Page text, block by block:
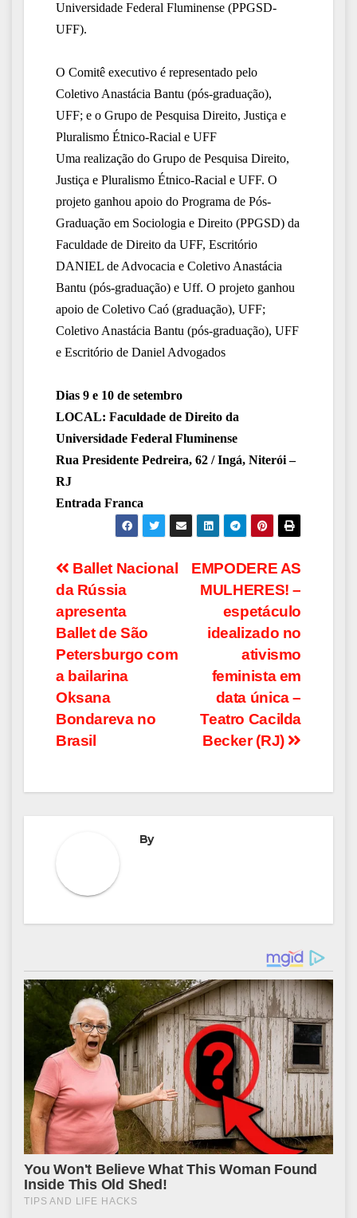
Universidade Federal Fluminense (PPGSD-
UFF).
O Comitê executivo é representado pelo
Coletivo Anastácia Bantu (pós-graduação),
UFF; e o Grupo de Pesquisa Direito, Justiça e
Pluralismo Étnico-Racial e UFF
Uma realização do Grupo de Pesquisa Direito,
Justiça e Pluralismo Étnico-Racial e UFF. O
projeto ganhou apoio do Programa de Pós-
Graduação em Sociologia e Direito (PPGSD) da
Faculdade de Direito da UFF, Escritório
DANIEL de Advocacia e Coletivo Anastácia
Bantu (pós-graduação) e Uff. O projeto ganhou
apoio de Coletivo Caó (graduação), UFF;
Coletivo Anastácia Bantu (pós-graduação), UFF
e Escritório de Daniel Advogados
Dias 9 e 10 de setembro
LOCAL: Faculdade de Direito da
Universidade Federal Fluminense
Rua Presidente Pedreira, 62 / Ingá, Niterói –
RJ
Entrada Franca
Navegação
de
Post
EMPODERE AS
MULHERES! –
espetáculo
idealizado no
ativismo
feminista em
data única –
Teatro Cacilda
Becker (RJ)
Ballet Nacional
da Rússia
apresenta
Ballet de São
Petersburgo com
a bailarina
Oksana
Bondareva no
Brasil
By